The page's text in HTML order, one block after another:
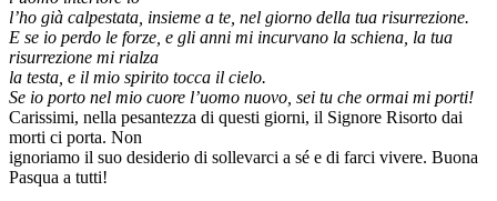
l’ho già calpestata, insieme a te, nel giorno della tua risurrezione.
E se io perdo le forze, e gli anni mi incurvano la schiena, la tua
risurrezione mi rialza
la testa, e il mio spirito tocca il cielo.
Se io porto nel mio cuore l’uomo nuovo, sei tu che ormai mi porti!
Carissimi, nella pesantezza di questi giorni, il Signore Risorto dai
morti ci porta. Non
ignoriamo il suo desiderio di sollevarci a sé e di farci vivere. Buona
Pasqua a tutti!